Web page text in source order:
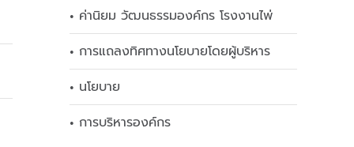
ค่านิยม วัฒนธรรมองค์กร โรงงานไพ่
การแถลงทิศทางนโยบายโดยผู้บริหาร
นโยบาย
การบริหารองค์กร